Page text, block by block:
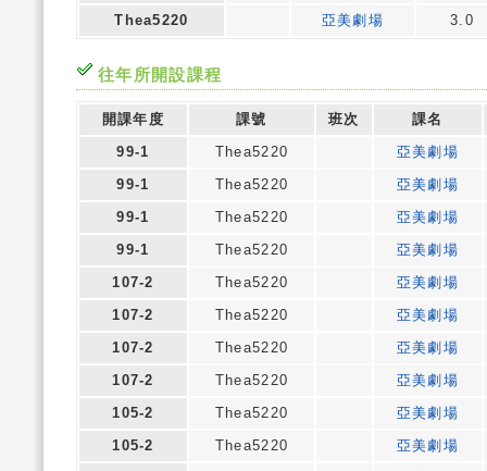
Thea5220
亞美劇場 3.0
往年所開設課程
開課年度 課號 班次
課名
99-1
Thea5220
亞美劇場
99-1
Thea5220
亞美劇場
99-1
Thea5220
亞美劇場
99-1
Thea5220
亞美劇場
107-2
Thea5220
亞美劇場
107-2
Thea5220
亞美劇場
107-2
Thea5220
亞美劇場
107-2
Thea5220
亞美劇場
105-2
Thea5220
亞美劇場
105-2
Thea5220
亞美劇場